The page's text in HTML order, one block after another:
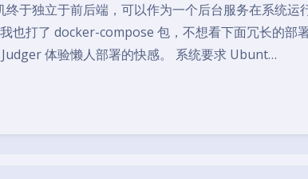
关闭 日落
于独立于前后端，可以作为一个后台服务在系统运
也打了 docker-compose 包，不想看下面冗长的部
体验懒人部署的快感。 系统要求 Ubunt…